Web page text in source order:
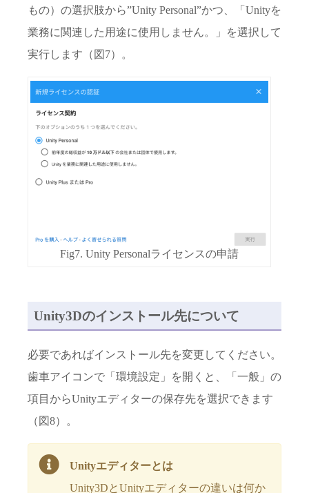
もの）の選択肢から”Unity Personal”かつ、「Unityを
業務に関連した用途に使用しません。」を選択して
実行します（図7）。
Fig7. Unity Personalライセンスの申請
Unity3Dのインストール先について
必要であればインストール先を変更してください。
歯車アイコンで「環境設定」を開くと、「一般」の
項目からUnityエディターの保存先を選択できます
（図8）。
Unityエディターとは
Unity3DとUnityエディターの違いは何か